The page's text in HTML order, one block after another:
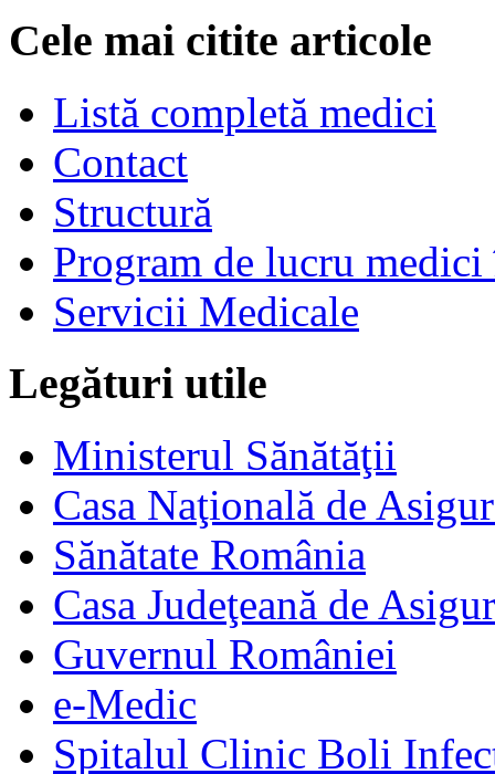
Cele mai citite articole
Listă completă medici
Contact
Structură
Program de lucru
Servicii Medicale
Legături utile
Ministerul Sănătăţii
Casa Naţională de
Sănătate România
Casa Judeţeană de
Guvernul României
e-Medic
Spitalul Clinic Boli